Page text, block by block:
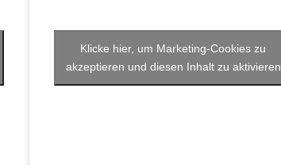
Klicke hier, um Marketing-Cookies zu
akzeptieren und diesen Inhalt zu aktivieren